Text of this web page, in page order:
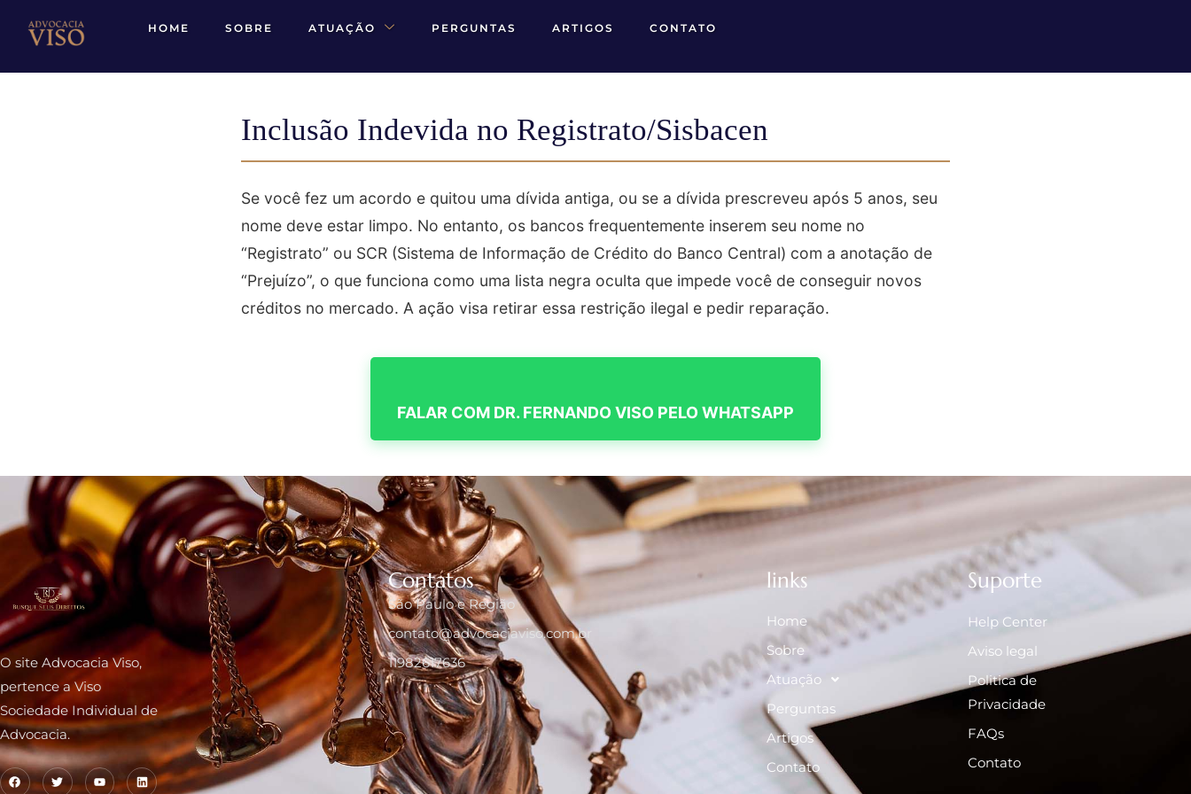
HOME SOBRE ATUAÇÃO PERGUNTAS ARTIGOS CONTATO
Inclusão Indevida no Registrato/Sisbacen
Se você fez um acordo e quitou uma dívida antiga, ou se a dívida prescreveu após 5 anos, seu
nome deve estar limpo. No entanto, os bancos frequentemente inserem seu nome no
“Registrato” ou SCR (Sistema de Informação de Crédito do Banco Central) com a anotação de
“Prejuízo”, o que funciona como uma lista negra oculta que impede você de conseguir novos
créditos no mercado. A ação visa retirar essa restrição ilegal e pedir reparação.
FALAR COM DR. FERNANDO VISO PELO WHATSAPP
O site Advocacia Viso,
pertence a Viso
Sociedade Individual de
Advocacia.
Contatos
São Paulo e Região
contato@advocaciaviso.com.br
11982617636
links
Home
Sobre
Atuação
Perguntas
Artigos
Contato
Suporte
Help Center
Aviso legal
Politica de
Privacidade
FAQs
Contato